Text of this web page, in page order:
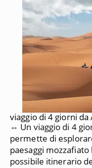
viaggio di 4 giorni da
⇔ Un viaggio di 4
permette di
paesaggi mozzafiato
possibile itinerario